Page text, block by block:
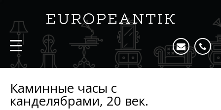
Каминные часы с
канделябрами, 20 век.